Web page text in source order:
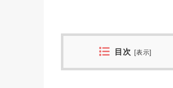
目次 [表示